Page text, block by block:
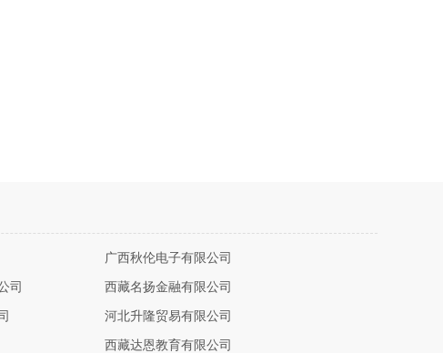
广西秋伦电子有限公司
司 西藏名扬金融有限公司
河北升隆贸易有限公司
西藏达恩教育有限公司